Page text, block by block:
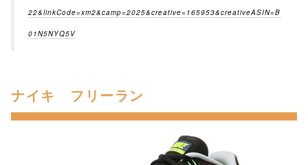
22&linkCode=xm2&camp=2025&creative=165953&creativeASIN=B
01N5NYQ5V
ナイキ フリーラン